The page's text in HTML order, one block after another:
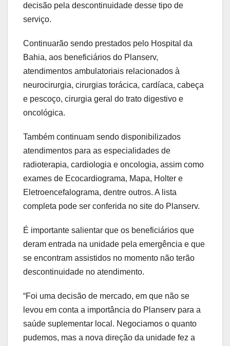
decisão pela descontinuidade desse tipo de
serviço.
Continuarão sendo prestados pelo Hospital da
Bahia, aos beneficiários do Planserv,
atendimentos ambulatoriais relacionados à
neurocirurgia, cirurgias torácica, cardíaca, cabeça
e pescoço, cirurgia geral do trato digestivo e
oncológica.
Também continuam sendo disponibilizados
atendimentos para as especialidades de
radioterapia, cardiologia e oncologia, assim como
exames de Ecocardiograma, Mapa, Holter e
Eletroencefalograma, dentre outros. A lista
completa pode ser conferida no site do Planserv.
É importante salientar que os beneficiários que
deram entrada na unidade pela emergência e que
se encontram assistidos no momento não terão
descontinuidade no atendimento.
“Foi uma decisão de mercado, em que não se
levou em conta a importância do Planserv para a
saúde suplementar local. Negociamos o quanto
pudemos, mas a nova direção da unidade fez a